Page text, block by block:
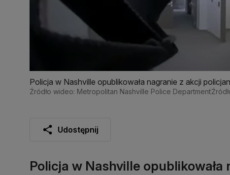
Policja w Nashville opublikowała nagranie z akcji
Źródło wideo: Metropolitan Nashville Police Department
Udostępnij
Policja w Nashville